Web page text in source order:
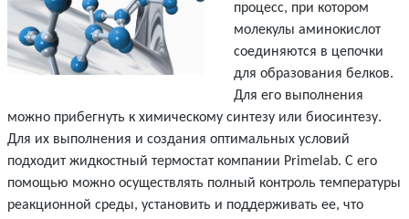
процесс, при котором
молекулы аминокислот
соединяются в цепочки
для образования белков.
Для его выполнения
можно прибегнуть к химическому синтезу или биосинтезу.
Для их выполнения и создания оптимальных условий
подходит жидкостный термостат компании Primelab. С его
помощью можно осуществлять полный контроль температуры
реакционной среды, установить и поддерживать ее, что